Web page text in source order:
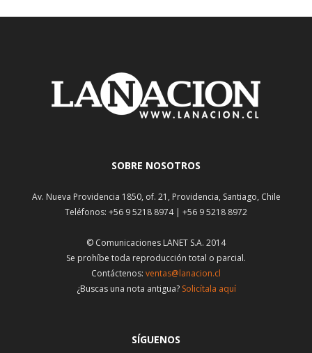
SOBRE NOSOTROS
Av. Nueva Providencia 1850, of. 21, Providencia, Santiago, Chile
Teléfonos: +56 9 5218 8974 | +56 9 5218 8972
© Comunicaciones LANET S.A. 2014
Se prohíbe toda reproducción total o parcial.
Contáctenos: ventas@lanacion.cl
¿Buscas una nota antigua? Solicítala aquí
SÍGUENOS